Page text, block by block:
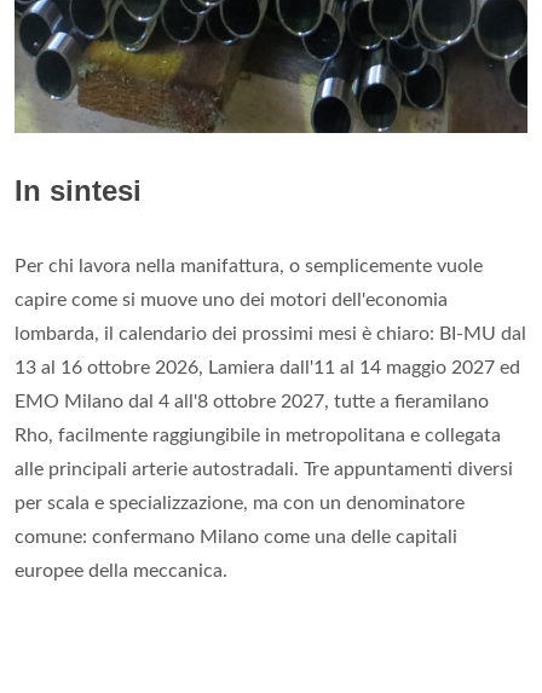
In sintesi
Per chi lavora nella manifattura, o semplicemente vuole
capire come si muove uno dei motori dell'economia
lombarda, il calendario dei prossimi mesi è chiaro: BI-MU dal
13 al 16 ottobre 2026, Lamiera dall'11 al 14 maggio 2027 ed
EMO Milano dal 4 all'8 ottobre 2027, tutte a fieramilano
Rho, facilmente raggiungibile in metropolitana e collegata
alle principali arterie autostradali. Tre appuntamenti diversi
per scala e specializzazione, ma con un denominatore
comune: confermano Milano come una delle capitali
europee della meccanica.